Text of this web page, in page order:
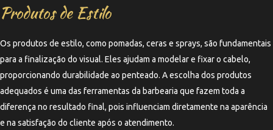
Produtos de Estilo
Os produtos de estilo, como pomadas, ceras e sprays, são fundamentais
para a finalização do visual. Eles ajudam a modelar e fixar o cabelo,
proporcionando durabilidade ao penteado. A escolha dos produtos
adequados é uma das ferramentas da barbearia que fazem toda a
diferença no resultado final, pois influenciam diretamente na aparência
e na satisfação do cliente após o atendimento.